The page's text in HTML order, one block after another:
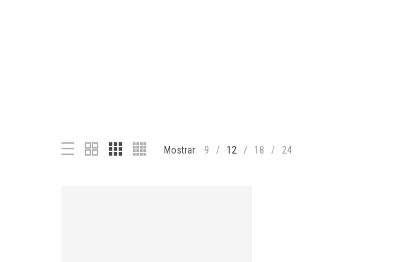
Mostrar: 9 12 18 24